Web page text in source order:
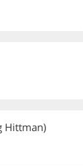
Hittman)